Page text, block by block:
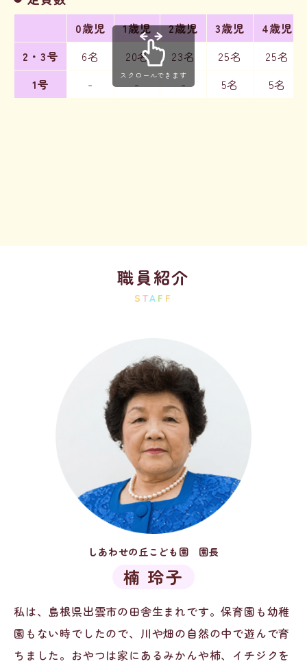
0歳児 1歳児 2歳児 3歳児
4歳児
2・3号
6名 20名 23名 25名
25名
1号
- - - 5名 5名
スクロールできます
職員紹介
STA F F
しあわせの丘こども園 園長
楠 玲子
私は、島根県出雲市の田舎生まれです。保育園も幼稚
園もない時でしたので、川や畑の自然の中で遊んで育
ちました。おやつは家にあるみかんや柿、イチジクを